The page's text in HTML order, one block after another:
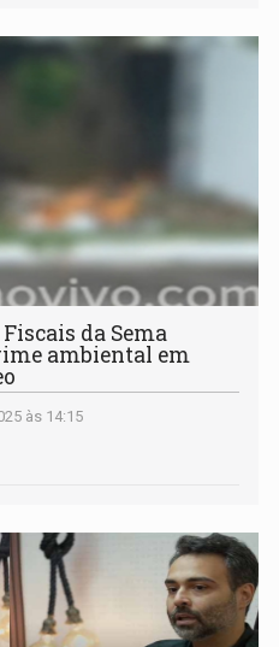
da Sema
ambiental em
às 14:15